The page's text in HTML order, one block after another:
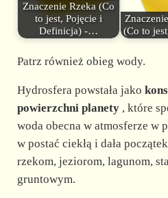
Znaczenie Rzeka (Co
to jest, Pojęcie i
Definicja) -…
(Co to
Patrz również obieg wody.
Hydrosfera powstała jako
powierzchni planety, które
woda obecna w atmosferze w
w postać ciekłą i dała
rzekom, jeziorom, lagunom,
gruntowym.